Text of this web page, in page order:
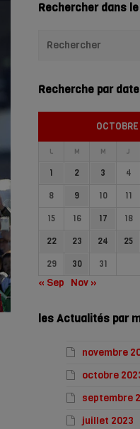
Rechercher dans
Recherche par
L M M J
1 2 3 4
8
9 10 11
15
16 17 18
22
23 24 25
29
30 31
« Sep Nov »
les Actualités par
novembre
octobre
septembre
juillet 2023